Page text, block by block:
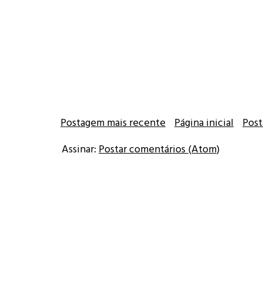
Postagem mais recente Página inicial
Assinar: Postar comentários (Atom)